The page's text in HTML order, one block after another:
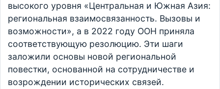
высокого уровня «Центральная и Южная Азия:
региональная взаимосвязанность. Вызовы и
возможности», а в 2022 году ООН приняла
соответствующую резолюцию. Эти шаги
заложили основы новой региональной
повестки, основанной на сотрудничестве и
возрождении исторических связей.